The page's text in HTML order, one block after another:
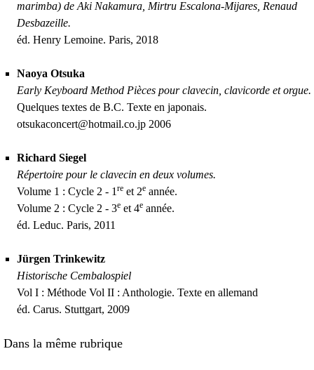
marimba) de Aki Nakamura, Mirtru Escalona-Mijares, Renaud
Desbazeille.
éd. Henry Lemoine. Paris, 2018
Naoya Otsuka
Early Keyboard Method Pièces pour clavecin, clavicorde et orgue.
Quelques textes de B.C. Texte en japonais.
otsukaconcert@hotmail.co.jp 2006
Richard Siegel
Répertoire pour le clavecin en deux volumes.
Volume 1 : Cycle 2 - 1 re et 2e année.
Volume 2 : Cycle 2 - 3e et 4e année.
éd. Leduc. Paris, 2011
Jürgen Trinkewitz
Historische Cembalospiel
Vol I : Méthode Vol II : Anthologie. Texte en allemand
éd. Carus. Stuttgart, 2009
Dans la même rubrique